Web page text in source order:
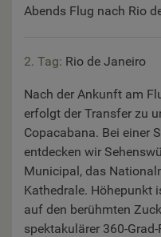
Abends Flug nach Rio
2. Tag: Rio de Janeiro
Nach der Ankunft am
erfolgt der Transfer zu
Copacabana. Bei einer
entdecken wir
Municipal, das
Kathedrale. Höhepunkt
auf den berühmten
spektakulärer 360-